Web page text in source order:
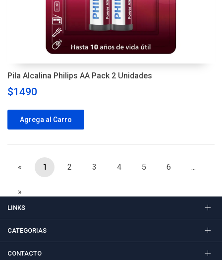
Pila Alcalina Philips AA Pack 2 Unidades
$1490
Agrega al Carro
« 1 2 3 4 5 6 ...
»
LINKS
CATEGORIAS
CONTACTO